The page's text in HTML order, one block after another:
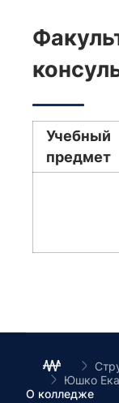
Учебный
предмет
Юшко
О колледже